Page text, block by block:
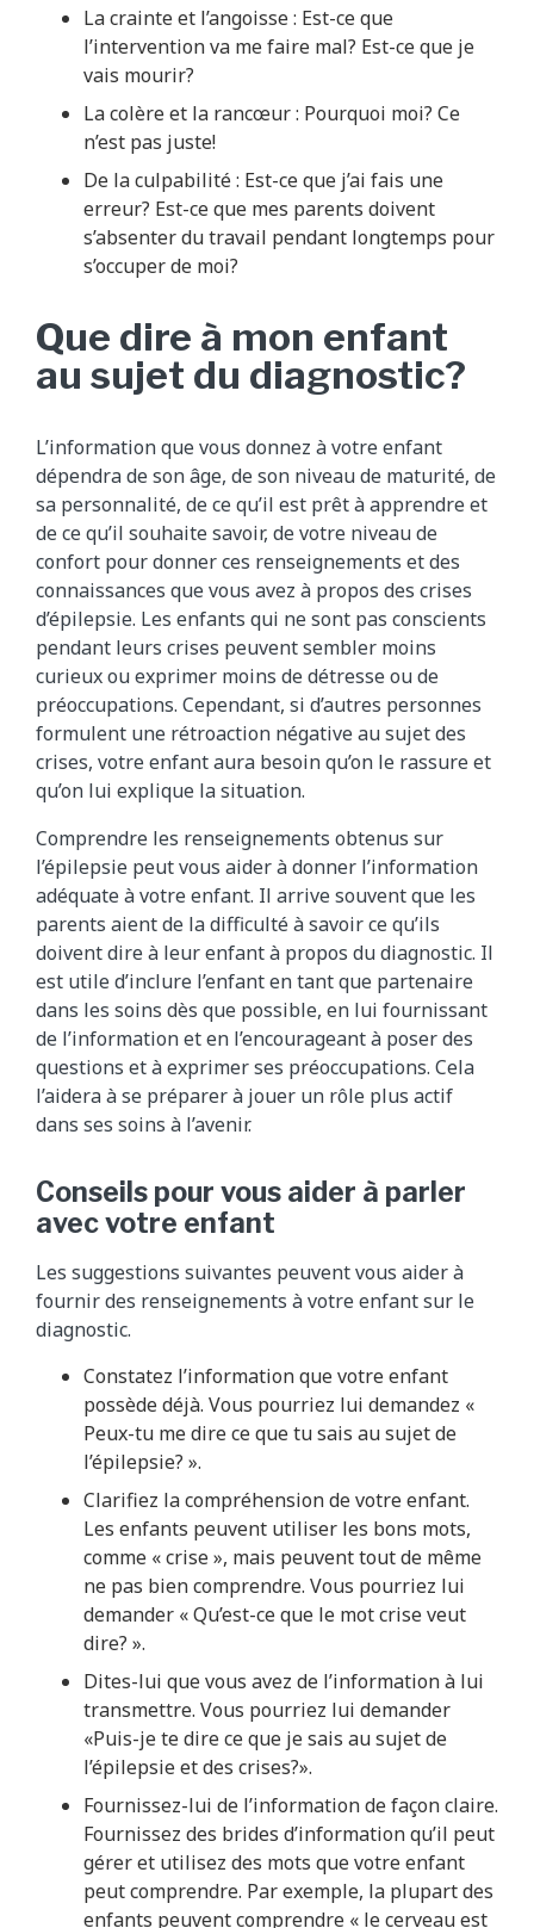
La crainte et l’angoisse : Est-ce que
l’intervention va me faire mal? Est-ce que je
vais mourir?
La colère et la rancœur : Pourquoi moi? Ce
n’est pas juste!
De la culpabilité : Est-ce que j’ai fais une
erreur? Est-ce que mes parents doivent
s’absenter du travail pendant longtemps pour
s’occuper de moi?
Que dire à mon enfant
au sujet du diagnostic?
L’information que vous donnez à votre enfant
dépendra de son âge, de son niveau de maturité, de
sa personnalité, de ce qu’il est prêt à apprendre et
de ce qu’il souhaite savoir, de votre niveau de
confort pour donner ces renseignements et des
connaissances que vous avez à propos des crises
d’épilepsie. Les enfants qui ne sont pas conscients
pendant leurs crises peuvent sembler moins
curieux ou exprimer moins de détresse ou de
préoccupations. Cependant, si d’autres personnes
formulent une rétroaction négative au sujet des
crises, votre enfant aura besoin qu’on le rassure et
qu’on lui explique la situation.
Comprendre les renseignements obtenus sur
l’épilepsie peut vous aider à donner l’information
adéquate à votre enfant. Il arrive souvent que les
parents aient de la difficulté à savoir ce qu’ils
doivent dire à leur enfant à propos du diagnostic. Il
est utile d’inclure l’enfant en tant que partenaire
dans les soins dès que possible, en lui fournissant
de l’information et en l’encourageant à poser des
questions et à exprimer ses préoccupations. Cela
l’aidera à se préparer à jouer un rôle plus actif
dans ses soins à l’avenir.
Conseils pour vous aider à parler
avec votre enfant
Les suggestions suivantes peuvent vous aider à
fournir des renseignements à votre enfant sur le
diagnostic.
Constatez l’information que votre enfant
possède déjà. Vous pourriez lui demandez «
Peux-tu me dire ce que tu sais au sujet de
l’épilepsie? ».
Clarifiez la compréhension de votre enfant.
Les enfants peuvent utiliser les bons mots,
comme « crise », mais peuvent tout de même
ne pas bien comprendre. Vous pourriez lui
demander « Qu’est-ce que le mot crise veut
dire? ».
Dites-lui que vous avez de l’information à lui
transmettre. Vous pourriez lui demander
«Puis-je te dire ce que je sais au sujet de
l’épilepsie et des crises?».
Fournissez-lui de l’information de façon claire.
Fournissez des brides d’information qu’il peut
gérer et utilisez des mots que votre enfant
peut comprendre. Par exemple, la plupart des
enfants peuvent comprendre « le cerveau est